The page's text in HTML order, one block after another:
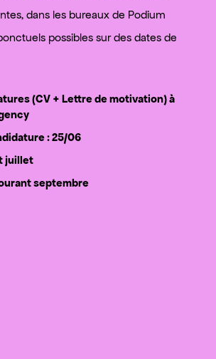
dans les bureaux de Podium
possibles sur des dates de
(CV + Lettre de motivation) à
: 25/06
juillet
septembre